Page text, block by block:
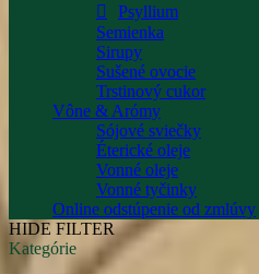
Psyllium
Semienka
Sirupy
Sušené ovocie
Trstinový cukor
Vône & Arómy
Sójové sviečky
Éterické oleje
Vonné oleje
Vonné tyčinky
Online odstúpenie od zmlúvy
HIDE FILTER
Kategórie